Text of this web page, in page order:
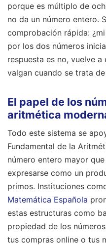
porque es múltiplo de
no da un número entero.
comprobación rápida:
por los dos números
respuesta es no, vuelve
valgan cuando se trata
El papel de los
aritmética
Todo este sistema se
Fundamental de la
número entero mayor
expresarse como un
primos. Instituciones
Matemática Española
estas estructuras como
propiedad de los
tus compras online o tus